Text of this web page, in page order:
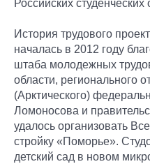
Российских
История трудового
началась в 2012 году
штаба молодежных
области, регионального
(Арктического)
Ломоносова и
удалось организовать
стройку «Поморье».
детский сад в новом